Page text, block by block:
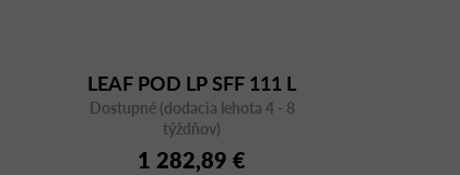
LEAF POD LP SFF 111 L
Dostupné (dodacia lehota 4 - 8
týždňov)
1 282,89 €